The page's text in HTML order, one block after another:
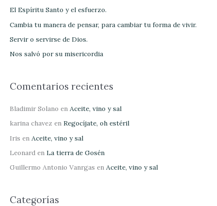
o
r
:
El Espíritu Santo y el esfuerzo.
Cambia tu manera de pensar, para cambiar tu forma de vivir.
Servir o servirse de Dios.
Nos salvó por su misericordia
Comentarios recientes
Bladimir Solano en Aceite, vino y sal
karina chavez en Regocíjate, oh estéril
Iris en Aceite, vino y sal
Leonard en La tierra de Gosén
Guillermo Antonio Vanrgas en Aceite, vino y sal
Categorías